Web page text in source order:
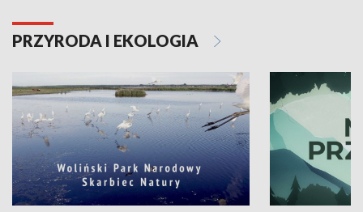
PRZYRODA I EKOLOGIA